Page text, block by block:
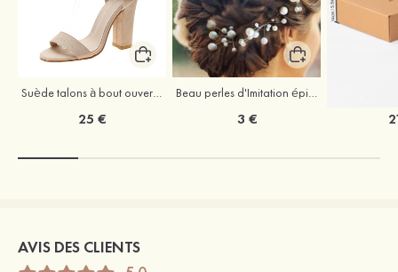
25 € 3 €
AVIS DES CLIENTS